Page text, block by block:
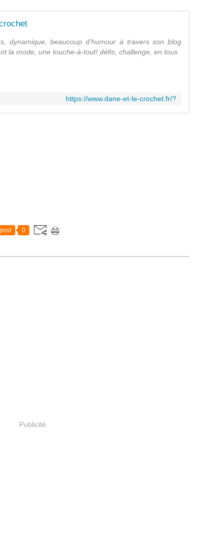
dynamique, beaucoup d'humour à travers son blog
la mode, une touche-à-tout! défis, challenge, en tous
https://www.dane-et-le-crochet.fr/?
0
Publicité